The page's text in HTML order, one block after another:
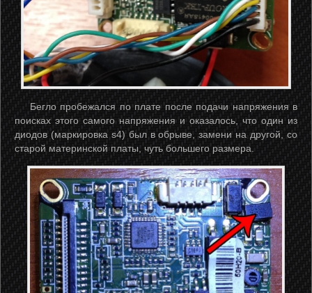
Бегло пробежался по плате после подачи напряжения в
поисках этого самого напряжения и оказалось, что один из
диодов (маркировка s4) был в обрыве, замени на другой, со
старой материнской платы, чуть большего размера.